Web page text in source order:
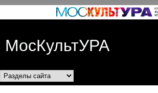
Перейти к основному
МосКультУРА
Разделы сайта